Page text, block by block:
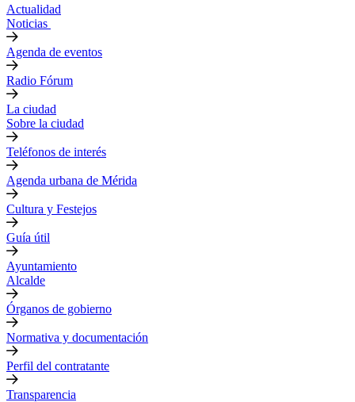
Actualidad
Noticias
Agenda de eventos
Radio Fórum
La ciudad
Sobre la ciudad
Teléfonos de interés
Agenda urbana de Mérida
Cultura y Festejos
Guía útil
Ayuntamiento
Alcalde
Órganos de gobierno
Normativa y documentación
Perfil del contratante
Transparencia